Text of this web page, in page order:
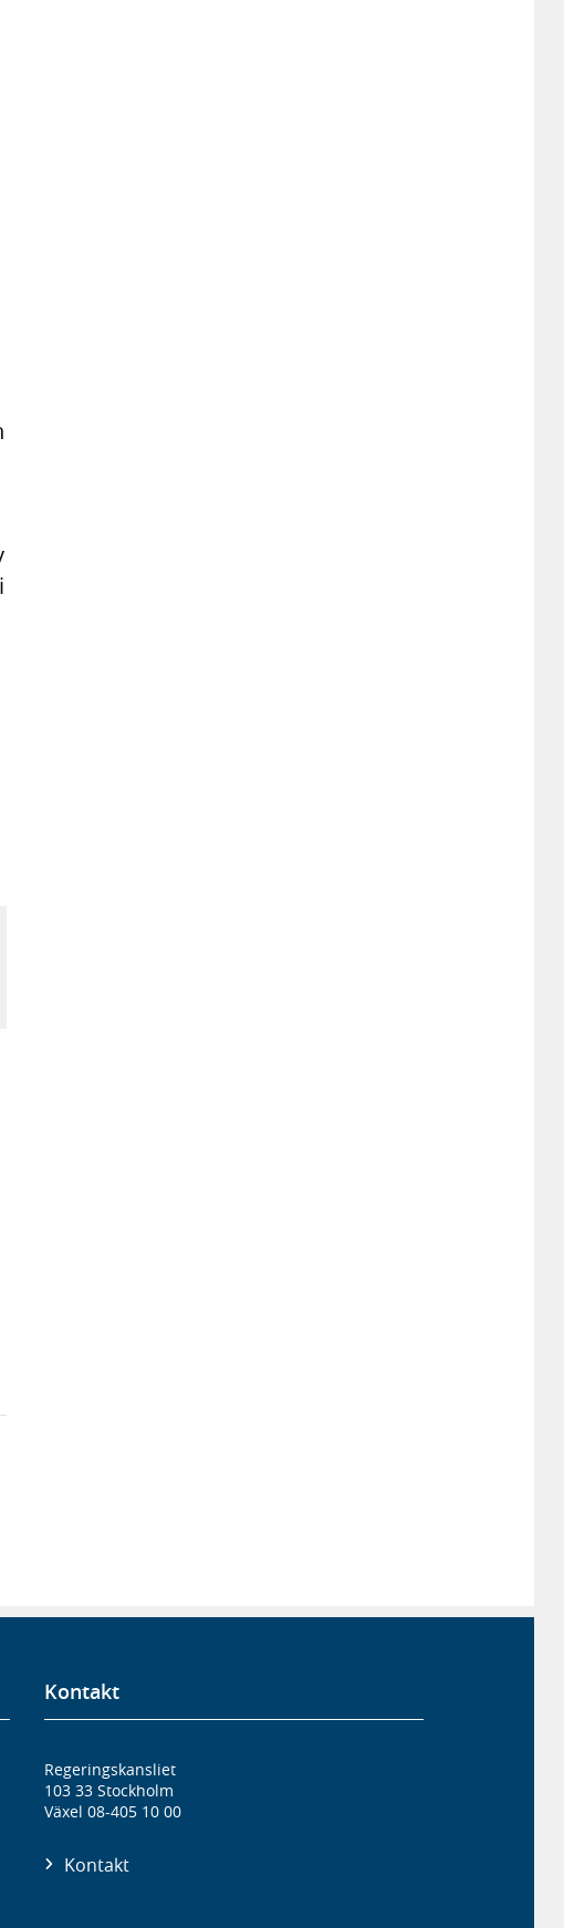
Kontakt
Regeringskansliet
103 33 Stockholm
Växel 08-405 10 00
Kontakt